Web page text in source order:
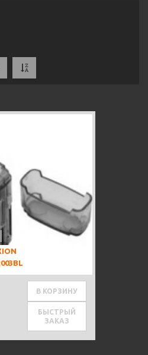
В КОРЗИНУ
БЫСТРЫЙ
ЗАКАЗ